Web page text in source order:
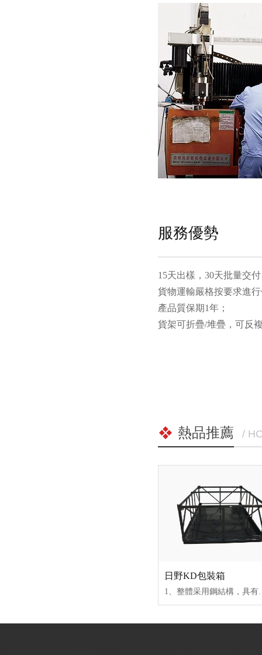
服務優勢
15天出樣，30天批量交
貨物運輸嚴格按要求進
產品質保期1年；
貨架可折疊/堆疊，可反
熱品推薦 /
日野KD包裝箱
1、整體采用鋼結構，具有強度高、承載性能強及自身重量輕的優點；2、料架為組裝式結